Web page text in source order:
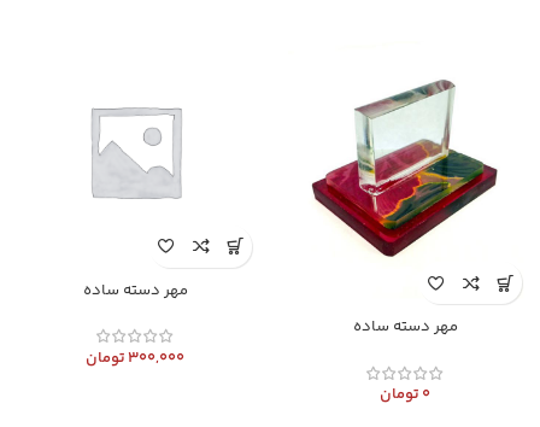
مهر دسته ساده
0 تومان
مهر دسته ساده
300,000تومان